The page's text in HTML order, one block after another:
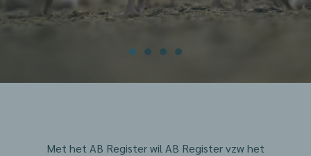
Met het AB Register wil AB Register vzw het